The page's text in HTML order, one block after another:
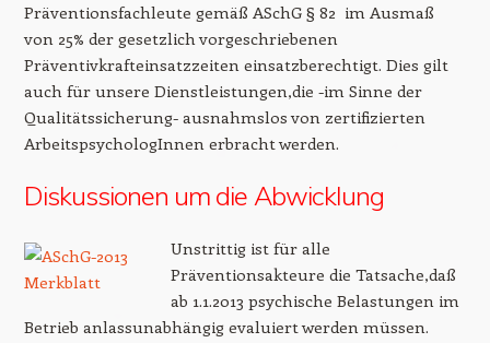
Präventionsfachleute gemäß ASchG § 82 im Ausmaß
von 25% der gesetzlich vorgeschriebenen
Präventivkrafteinsatzzeiten einsatzberechtigt. Dies gilt
auch für unsere Dienstleistungen,die -im Sinne der
Qualitätssicherung- ausnahmslos von zertifizierten
ArbeitspsychologInnen erbracht werden.
Diskussionen um die Abwicklung
Unstrittig ist für alle
Präventionsakteure die Tatsache,daß
ab 1.1.2013 psychische Belastungen im
Betrieb anlassunabhängig evaluiert werden müssen.